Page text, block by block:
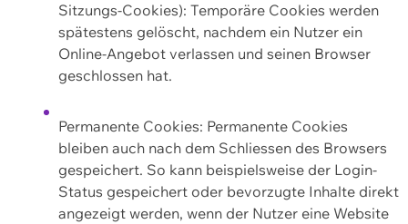
Sitzungs-Cookies): Temporäre Cookies werden
spätestens gelöscht, nachdem ein Nutzer ein
Online-Angebot verlassen und seinen Browser
geschlossen hat.
Permanente Cookies: Permanente Cookies
bleiben auch nach dem Schliessen des Browsers
gespeichert. So kann beispielsweise der Login-
Status gespeichert oder bevorzugte Inhalte direkt
angezeigt werden, wenn der Nutzer eine Website